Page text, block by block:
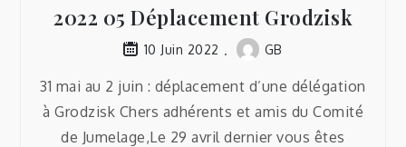
2022 05 Déplacement Grodzisk
10 Juin 2022 GB
31 mai au 2 juin : déplacement d’une délégation
à Grodzisk Chers adhérents et amis du Comité
de Jumelage,Le 29 avril dernier vous êtes